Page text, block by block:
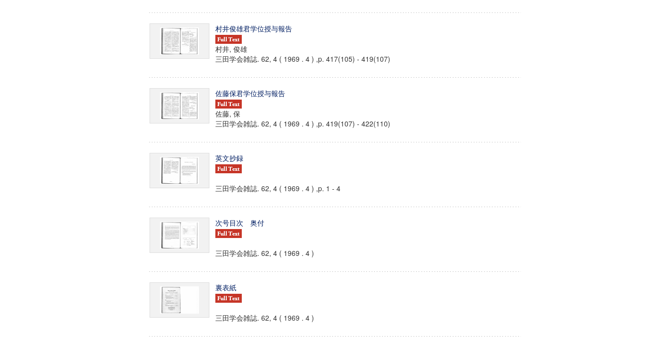
村井俊雄君学位授与報告
村井, 俊雄
三田学会雑誌. 62, 4 ( 1969 . 4 ) ,p. 417(105) - 419(107)
佐藤保君学位授与報告
佐藤, 保
三田学会雑誌. 62, 4 ( 1969 . 4 ) ,p. 419(107) - 422(110)
英文抄録
三田学会雑誌. 62, 4 ( 1969 . 4 ) ,p. 1 - 4
次号目次 奥付
三田学会雑誌. 62, 4 ( 1969 . 4 )
裏表紙
三田学会雑誌. 62, 4 ( 1969 . 4 )